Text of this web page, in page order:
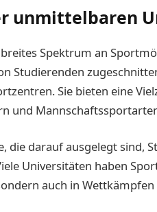
unmittelbaren
Spektrum an
Studierenden
Sie bieten eine
und
die darauf ausgelegt sind,
Universitäten haben
auch in